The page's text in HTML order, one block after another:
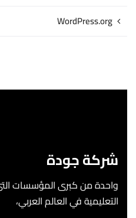
WordPress.org
شركة جودة
واحدة من كبرى المؤسسات
التعليمية في العالم العربي،